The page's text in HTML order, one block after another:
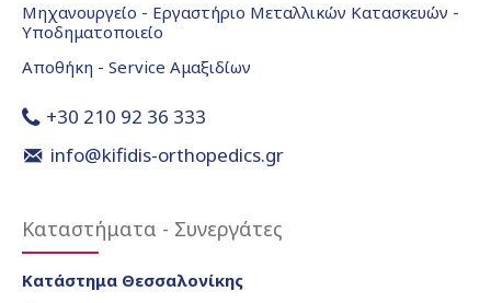
Μηχανουργείο - Εργαστήριο Μεταλλικών Κατασκευών -
Υποδηματοποιείο
Αποθήκη - Service Αμαξιδίων
+30 210 92 36 333
info@kifidis-orthopedics.gr
Καταστήματα - Συνεργάτες
Κατάστημα Θεσσαλονίκης